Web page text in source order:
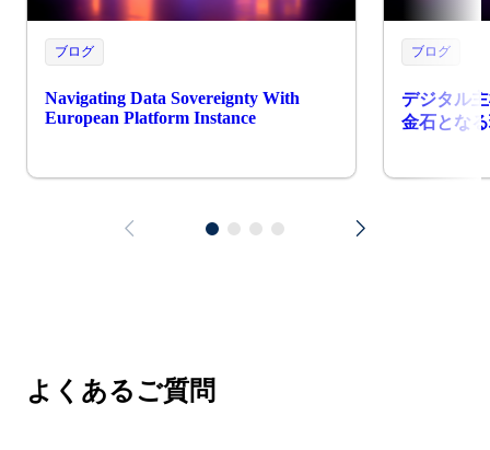
ブログ
Navigating Data Sovereignty With
European Platform Instance
ブログ
デジタル
金石とな
よくあるご質問